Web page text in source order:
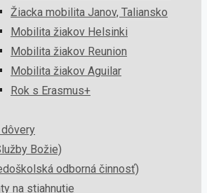
Žiacka mobilita Janov, Taliansko
Mobilita žiakov Helsinki
Mobilita žiakov Reunion
Mobilita žiakov Aguilar
Rok s Erasmus+
dôvery
Božie)
odborná činnosť)
na stiahnutie